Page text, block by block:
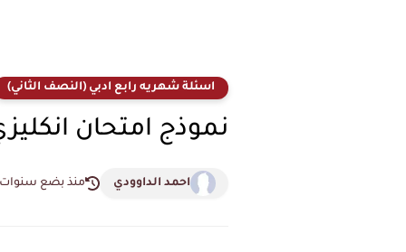
اسئلة شهريه رابع ادبي (النصف الثاني)
نموذج امتحان
احمد الداوودي منذ بضع سنوات